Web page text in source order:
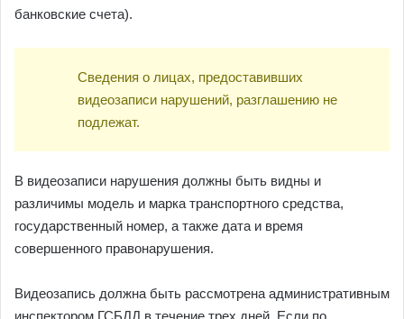
банковские счета).
Сведения о лицах, предоставивших
видеозаписи нарушений, разглашению не
подлежат.
В видеозаписи нарушения должны быть видны и
различимы модель и марка транспортного средства,
государственный номер, а также дата и время
совершенного правонарушения.
Видеозапись должна быть рассмотрена административным
инспектором ГСБДД в течение трех дней. Если по